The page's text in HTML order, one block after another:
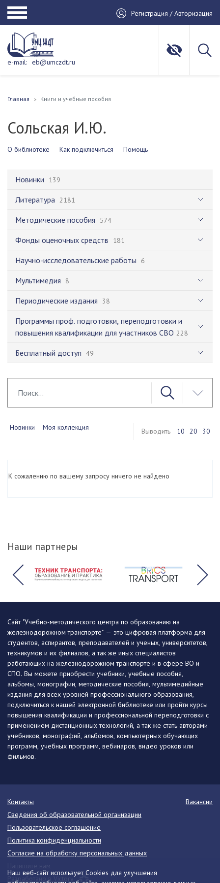
Регистрация / Авторизация
e-mail: eb@umczdt.ru
Главная Книги и учебные пособия
Сольская И.Ю.
О библиотеке Как подключиться Помощь
Новинки 139
Литература 2181
Методические пособия 574
Фонды оценочных средств 181
Научно-исследовательские работы 6
Мультимедия 8
Периодические издания 38
Программы проф. подготовки, переподготовки и
повышения квалификации для участников СВО 228
Бесплатный доступ 49
Новинки Моя коллекция Выводить 10 20 30
К сожалению по вашему запросу ничего не найдено
Наши партнеры
Наш веб-сайт использует Cookies для улучшения
Сайт "Учебно-методического центра по образованию на
железнодорожном транспорте" — это цифровая платформа для
студентов, аспирантов, преподавателей и ученых, университетов,
техникумов и их филиалов, а так же иных специалистов
работающих на железнодорожном транспорте и в сфере ВО и
СПО. Вы можете приобрести учебники, учебные пособия,
альбомы, монографии, методические пособия, мультимедийные
издания для всех уровней профессионального образования,
подключиться к нашей электронной библиотеке или пройти курсы
повышения квалификации и профессиональной переподготовки с
применением дистанционных технологий, а так же стать авторами
учебников, монографий, альбомов, компьютерных обучающих
программ, учебных программ, вебинаров, видео уроков или
фильмов.
Контакты
Вакансии
Сведения об образовательной организации
Пользовательское соглашение
Политика конфиденциальности
Согласие на обработку персональных данных
Разработано в Victory